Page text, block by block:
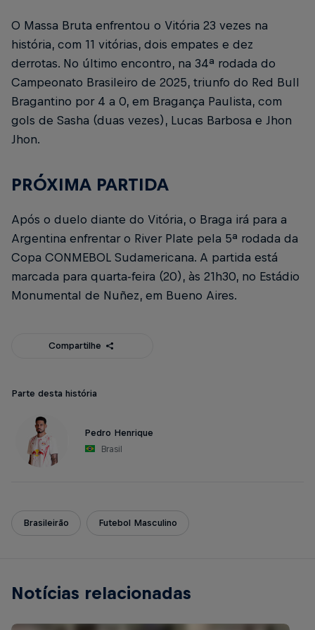
O Massa Bruta enfrentou o Vitória 23 vezes na
história, com 11 vitórias, dois empates e dez
derrotas. No último encontro, na 34ª rodada do
Campeonato Brasileiro de 2025, triunfo do Red Bull
Bragantino por 4 a 0, em Bragança Paulista, com
gols de Sasha (duas vezes), Lucas Barbosa e Jhon
Jhon.
PRÓXIMA PARTIDA
Após o duelo diante do Vitória, o Braga irá para a
Argentina enfrentar o River Plate pela 5ª rodada da
Copa CONMEBOL Sudamericana. A partida está
marcada para quarta-feira (20), às 21h30, no Estádio
Monumental de Nuñez, em Bueno Aires.
Compartilhe
Parte desta história
Pedro Henrique
Brasil
Brasileirão Futebol Masculino
Notícias relacionadas